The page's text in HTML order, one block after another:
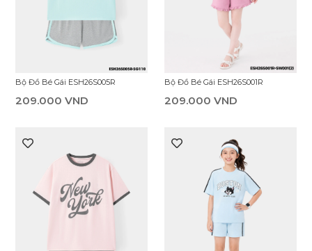
Bộ Đồ Bé Gái ESH26S005R
209.000 VND
Bộ Đồ Bé Gái ESH26S001R
209.000 VND